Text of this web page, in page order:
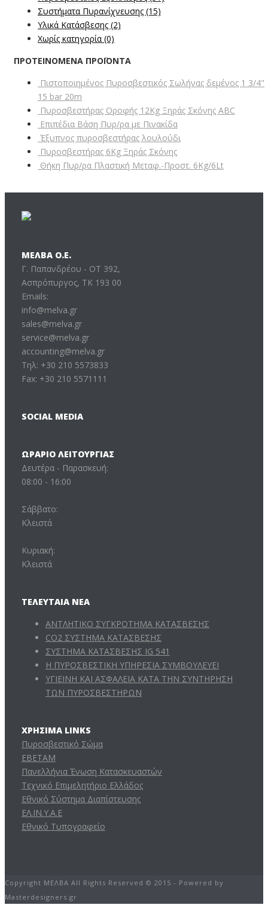
Συστήματα Πυρανίχνευσης (15)
Υλικά Κατάσβεσης (2)
Χωρίς κατηγορία (0)
ΠΡΟΤΕΙΝΟΜΕΝΑ ΠΡΟΪΟΝΤΑ
Πιστοποιημένος Πυροσβεστικός Σωλήνας δεμένος 1 3/4"
15 bar 20m
Πυροσβεστήρας Οροφής 12Kg Ξηράς Σκόνης ABC
Επιπέδια Βάση Πυρ/ρα με Πινακίδα
Έξυπνος πυροσβεστήρας λουλούδι
Πυροσβεστήρας 6Kg Ξηράς Σκόνης
Θήκη Πυρ/ρα Πλαστική Μεταφ.-Προστ. 6Kg/6Lt
ΜΕΛΒΑ Ο.Ε.
Γ. Παπανδρέου - ΟΤ 392,
Ασπρόπυργος, ΤΚ 193 00
Emails:
info@melva.gr
sales@melva.gr
service@melva.gr
accounting@melva.gr
Τηλ: +30 210 5573833
Fax: +30 210 5571111
SOCIAL MEDIA
ΩΡΆΡΙΟ ΛΕΙΤΟΥΡΓΊΑΣ
Δευτέρα - Παρασκευή:
08:00 - 16:00
Σάββατο:
Κλειστά
Κυριακή:
Κλειστά
ΤΕΛΕΥΤΑΊΑ ΝΈΑ
ΑΝΤΛΗΤΙΚΟ ΣΥΓΚΡΟΤΗΜΑ ΚΑΤΑΣΒΕΣΗΣ
CO2 ΣΥΣΤΗΜΑ ΚΑΤΑΣΒΕΣΗΣ
ΣΥΣΤΗΜΑ ΚΑΤΑΣΒΕΣΗΣ IG 541
Η ΠΥΡΟΣΒΕΣΤΙΚΗ ΥΠΗΡΕΣΙΑ ΣΥΜΒΟΥΛΕΥΕΙ
ΥΓΙΕΙΝΗ ΚΑΙ ΑΣΦΑΛΕΙΑ ΚΑΤΑ ΤΗΝ ΣΥΝΤΗΡΗΣΗ
ΤΩΝ ΠΥΡΟΣΒΕΣΤΗΡΩΝ
ΧΡΉΣΙΜΑ LINKS
Πυροσβεστικό Σώμα
ΕΒΕΤΑΜ
Πανελλήνια Ένωση Κατασκευαστών
Τεχνικό Επιμελητήριο Ελλάδος
Εθνικό Σύστημα Διαπίστευσης
ΕΛ.ΙΝ.Υ.Α.Ε
Εθνικό Τυπογραφείο
Copyright ΜΕΛΒΑ All Rights Reserved © 2015 - Powered by
Masterdesigners.gr